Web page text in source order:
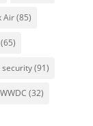
Air(85)
(65)
security(91)
WWDC (32)